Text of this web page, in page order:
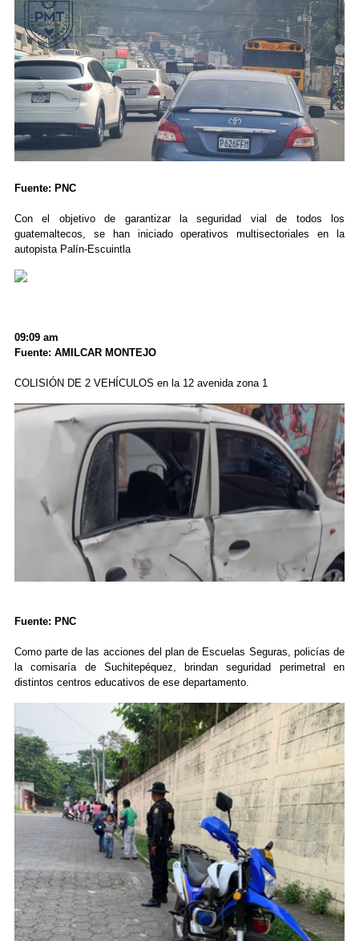
Fuente: PNC
Con el objetivo de garantizar la seguridad vial de todos los
guatemaltecos, se han iniciado operativos multisectoriales en la
autopista Palín-Escuintla
09:09 am
Fuente: AMILCAR MONTEJO
COLISIÓN DE 2 VEHÍCULOS en la 12 avenida zona 1
Fuente: PNC
Como parte de las acciones del plan de Escuelas Seguras, policías de
la comisaría de Suchitepéquez, brindan seguridad perimetral en
distintos centros educativos de ese departamento.